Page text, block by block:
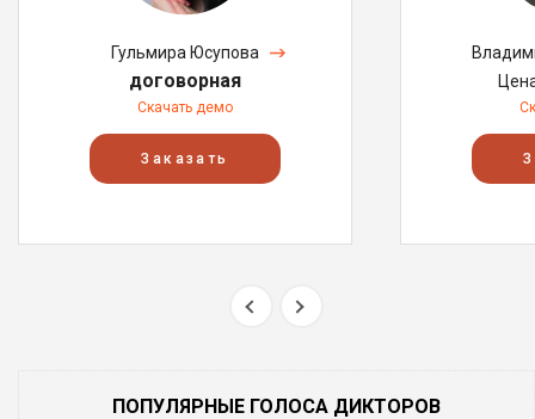
Гульмира Юсупова
договорная
Скачать демо
Заказать
ПОПУЛЯРНЫЕ ГОЛОСА ДИКТОРОВ